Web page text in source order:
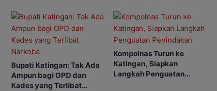
Bupati Katingan: Tak Ada
Ampun bagi OPD dan
Kades yang Terlibat
Kompolnas Turun ke
Katingan, Siapkan
Langkah Penguatan